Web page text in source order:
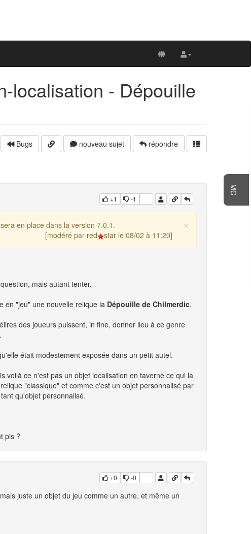
localisation - Dépouille
Bugs nouveau sujet répondre
+1 -1
×
en place dans la version 7.0.1.
[modéré par red
star le 08/02 à 11:20]
mais autant tenter.
en "jeu" une nouvelle relique la Dépouille de Chilmerdic.
des joueurs puissent, in fine, donner lieu à ce genre
était modestement exposée dans un petit autel.
voilà ce n'est pas un objet localisation en taverne ce qui la
"classique" et comme c'est un objet personnalisé par
qu'objet personnalisé.
pis ?
+0 -0
juste un objet du jeu comme un autre, et même un
MC